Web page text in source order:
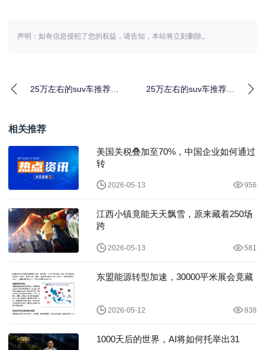
声明：如有信息侵犯了您的权益，请告知，本站将立刻删除。
25万左右的suv车推荐：
25万左右的suv车推荐：
相关推荐
美国关税叠加至70%，中国企业如何通过
转
2026-05-13 956
江西小镇竟能天天飘雪，原来藏着250场
跨
2026-05-13 581
东盟能源转型加速，30000平米展会竟藏
2026-05-12 838
1000天后的世界，AI将如何托举出31